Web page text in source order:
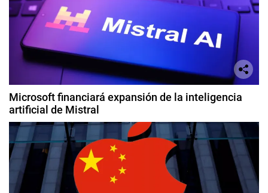
Microsoft financiará expansión de la inteligencia
artificial de Mistral